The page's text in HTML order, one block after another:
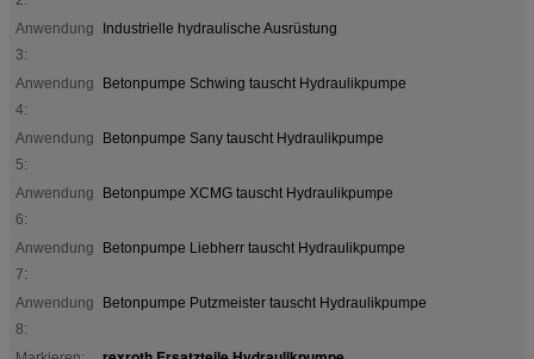
Anwendung
3:
Industrielle hydraulische Ausrüstung
Anwendung
4:
Betonpumpe Schwing tauscht Hydraulikpumpe
Anwendung
5:
Betonpumpe Sany tauscht Hydraulikpumpe
Anwendung
6:
Betonpumpe XCMG tauscht Hydraulikpumpe
Anwendung
7:
Betonpumpe Liebherr tauscht Hydraulikpumpe
Anwendung
8:
Betonpumpe Putzmeister tauscht Hydraulikpumpe